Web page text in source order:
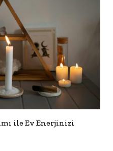
ile Ev Enerjinizi